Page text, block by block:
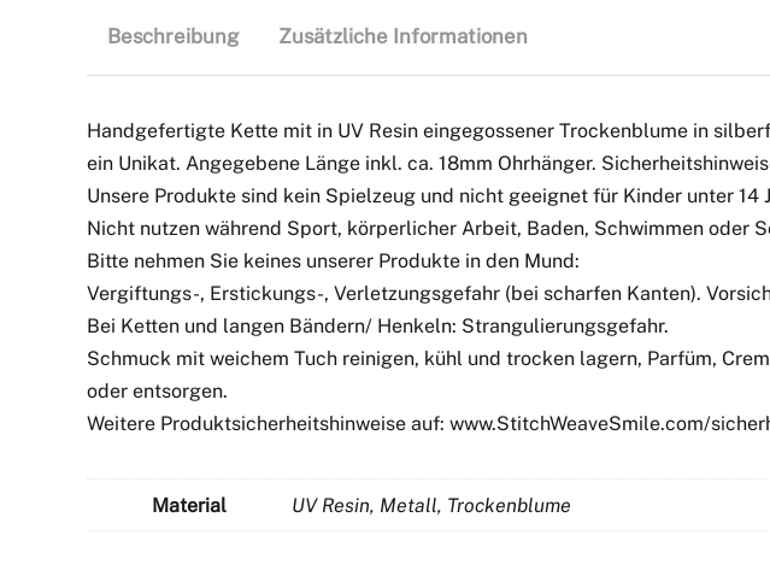
Beschreibung Zusätzliche Informationen
Handgefertigte Kette mit in UV Resin eingegossener Trockenblume in
ein Unikat. Angegebene Länge inkl. ca. 18mm Ohrhänger.
Unsere Produkte sind kein Spielzeug und nicht geeignet für Kinder unter 14
Nicht nutzen während Sport, körperlicher Arbeit, Baden, Schwimmen oder
Bitte nehmen Sie keines unserer Produkte in den Mund:
Vergiftungs-, Erstickungs-, Verletzungsgefahr (bei scharfen Kanten).
Bei Ketten und langen Bändern/ Henkeln: Strangulierungsgefahr.
Schmuck mit weichem Tuch reinigen, kühl und trocken lagern, Parfüm,
oder entsorgen.
Weitere Produktsicherheitshinweise auf: www.StitchWeaveSmile.com/
Material UV Resin, Metall, Trockenblume